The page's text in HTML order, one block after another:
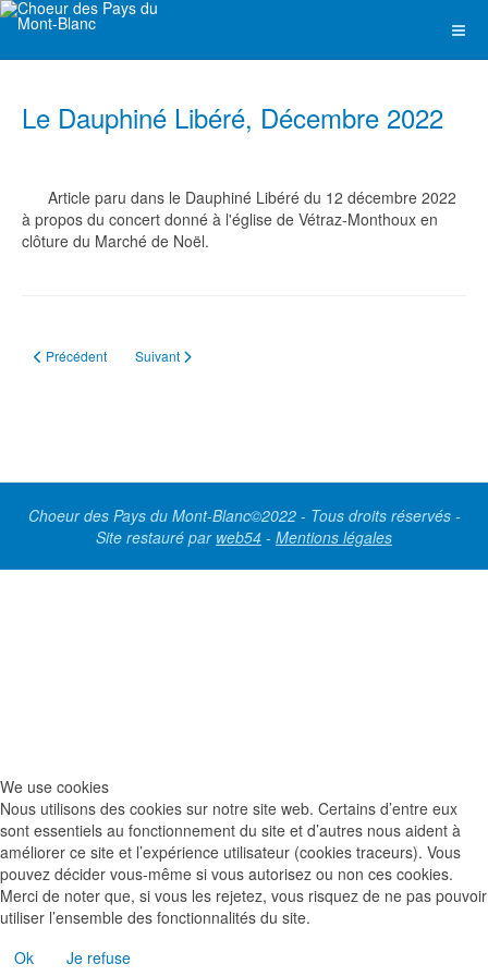
Le Dauphiné Libéré, Décembre 2022
Article paru dans le Dauphiné Libéré du 12 décembre 2022
à propos du concert donné à l'église de Vétraz-Monthoux en
clôture du Marché de Noël.
Article précédent : Le Dauphiné Libéré, Novembre 2023
Précédent Article suivant : Le Dauphiné Libéré, Novembre 2022
Suivant
Choeur des Pays du Mont-Blanc©2022 - Tous droits réservés -
Site restauré par web54 - Mentions légales
We use cookies
Nous utilisons des cookies sur notre site web. Certains d’entre eux
sont essentiels au fonctionnement du site et d’autres nous aident à
améliorer ce site et l’expérience utilisateur (cookies traceurs). Vous
pouvez décider vous-même si vous autorisez ou non ces cookies.
Merci de noter que, si vous les rejetez, vous risquez de ne pas pouvoir
utiliser l’ensemble des fonctionnalités du site.
Ok
Je refuse